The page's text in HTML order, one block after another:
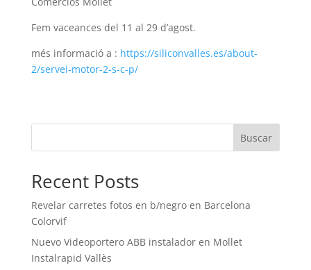
Fem vaceances del 11 al 29 d’agost.
més informació a : https://siliconvalles.es/about-
2/servei-motor-2-s-c-p/
Buscar
Recent Posts
Revelar carretes fotos en b/negro en Barcelona
Colorvif
Nuevo Videoportero ABB instalador en Mollet
Instalrapid Vallès